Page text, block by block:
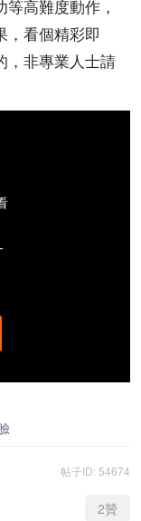
高難度動作，
，看個精彩即
，非專業人士請
帖子ID: 54674
2贊